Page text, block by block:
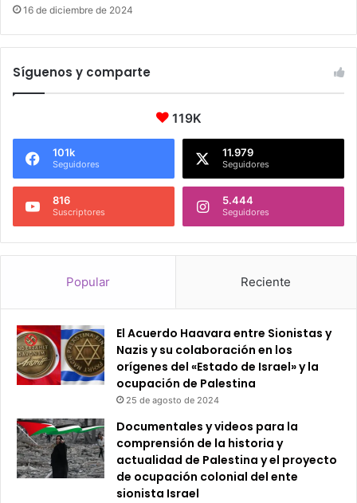
16 de diciembre de 2024
Síguenos y comparte
119K
101k
Seguidores
11.979
Seguidores
816
Suscriptores
5.444
Seguidores
Popular Reciente
El Acuerdo Haavara entre Sionistas y
Nazis y su colaboración en los
orígenes del «Estado de Israel» y la
ocupación de Palestina
25 de agosto de 2024
Documentales y videos para la
comprensión de la historia y
actualidad de Palestina y el proyecto
de ocupación colonial del ente
sionista Israel